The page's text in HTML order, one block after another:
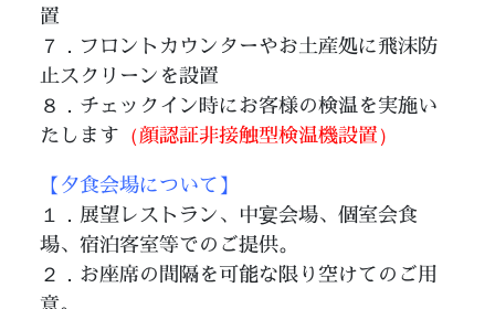
置
７．フロントカウンターやお土産処に飛沫防
止スクリーンを設置
８．チェックイン時にお客様の検温を実施い
たします （顔認証非接触型検温機設置）
【夕食会場について】
１．展望レストラン、中宴会場、個室会食
場、宿泊客室等でのご提供。
２．お座席の間隔を可能な限り空けてのご用